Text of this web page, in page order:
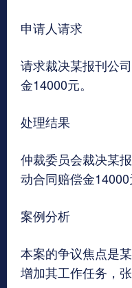
申请人请求
请求裁决某报刊公
金14000元。
处理结果
仲裁委员会裁决某
动合同赔偿金14000
案例分析
本案的争议焦点是
增加其工作任务，